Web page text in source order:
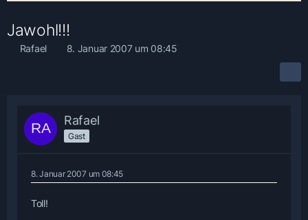
Jawohl!!!
Rafael 8. Januar 2007 um 08:45
Rafael
Gast
8. Januar 2007 um 08:45
Toll!